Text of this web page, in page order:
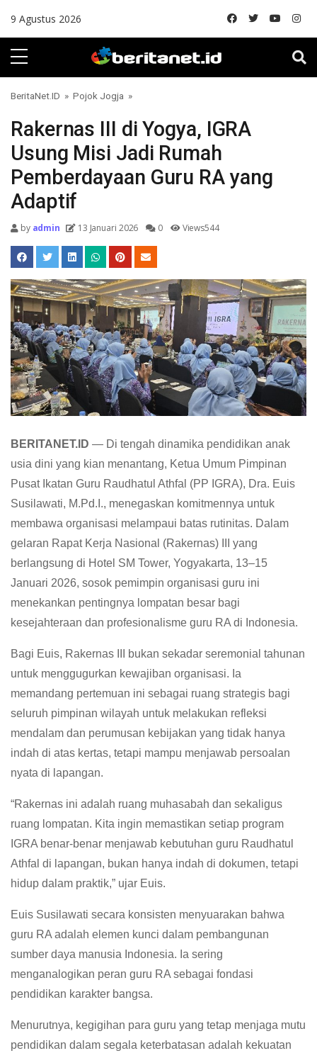
9 Agustus 2026
BeritaNet.ID » Pojok Jogja »
Rakernas III di Yogya, IGRA
Usung Misi Jadi Rumah
Pemberdayaan Guru RA yang
Adaptif
byadmin 13 Januari 2026 0 Views544
BERITANET.ID — Di tengah dinamika pendidikan anak
usia dini yang kian menantang, Ketua Umum Pimpinan
Pusat Ikatan Guru Raudhatul Athfal (PP IGRA), Dra. Euis
Susilawati, M.Pd.I., menegaskan komitmennya untuk
membawa organisasi melampaui batas rutinitas. Dalam
gelaran Rapat Kerja Nasional (Rakernas) III yang
berlangsung di Hotel SM Tower, Yogyakarta, 13–15
Januari 2026, sosok pemimpin organisasi guru ini
menekankan pentingnya lompatan besar bagi
kesejahteraan dan profesionalisme guru RA di Indonesia.
Bagi Euis, Rakernas III bukan sekadar seremonial tahunan
untuk menggugurkan kewajiban organisasi. Ia
memandang pertemuan ini sebagai ruang strategis bagi
seluruh pimpinan wilayah untuk melakukan refleksi
mendalam dan perumusan kebijakan yang tidak hanya
indah di atas kertas, tetapi mampu menjawab persoalan
nyata di lapangan.
“Rakernas ini adalah ruang muhasabah dan sekaligus
ruang lompatan. Kita ingin memastikan setiap program
IGRA benar-benar menjawab kebutuhan guru Raudhatul
Athfal di lapangan, bukan hanya indah di dokumen, tetapi
hidup dalam praktik,” ujar Euis.
Euis Susilawati secara konsisten menyuarakan bahwa
guru RA adalah elemen kunci dalam pembangunan
sumber daya manusia Indonesia. Ia sering
menganalogikan peran guru RA sebagai fondasi
pendidikan karakter bangsa.
Menurutnya, kegigihan para guru yang tetap menjaga mutu
pendidikan dalam segala keterbatasan adalah kekuatan